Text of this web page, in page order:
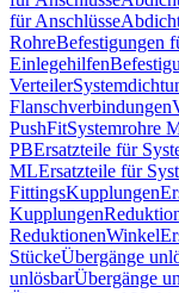
für Anschlüsse
RohreBefestigungen
Einlegehilfen
Verteiler
Flanschverbindungen
PushFitSystemrohre
PBErsatzteile für
MLErsatzteile für
FittingsKupplungen
Kupplungen
ReduktionenWinkel
StückeÜbergänge
unlösbarÜbergänge